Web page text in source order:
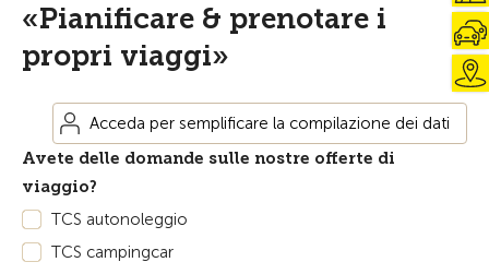
«Pianificare & prenotare i
propri viaggi»
Acceda per semplificare la compilazione dei dati
Avete delle domande sulle nostre offerte di
viaggio?
TCS autonoleggio
TCS campingcar